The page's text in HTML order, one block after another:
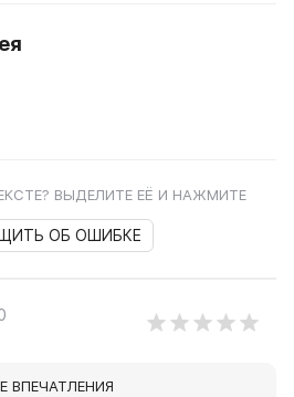
ВЫДЕЛИТЕ ЕЁ И НАЖМИТЕ
ОБ ОШИБКЕ
ВПЕЧАТЛЕНИЯ